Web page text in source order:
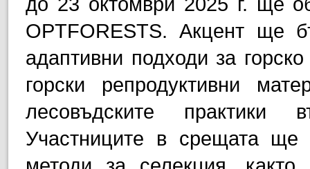
OPTFORESTS. Акцент ще
адаптивни подходи за
горски репродуктивни
лесовъдските практики
Участниците в срещата ще